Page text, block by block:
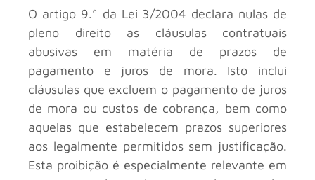
O artigo 9.º da Lei 3/2004 declara nulas de
pleno direito as cláusulas contratuais
abusivas em matéria de prazos de
pagamento e juros de mora. Isto inclui
cláusulas que excluem o pagamento de juros
de mora ou custos de cobrança, bem como
aquelas que estabelecem prazos superiores
aos legalmente permitidos sem justificação.
Esta proibição é especialmente relevante em